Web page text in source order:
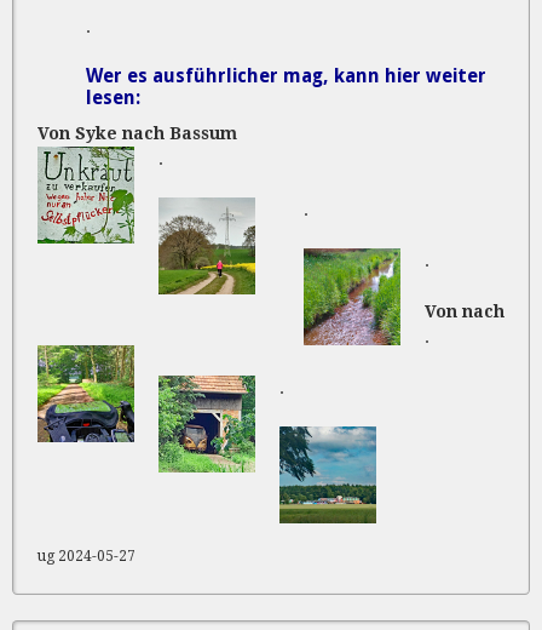
.
Wer es ausführlicher mag, kann hier weiter
lesen:
Von Syke nach Bassum
.
.
.
Von nach
.
.
ug 2024-05-27